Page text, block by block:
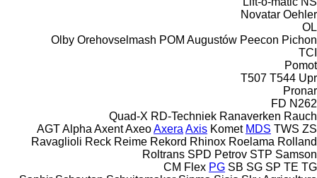
Novatar Oehler
OL
Olby Orehovselmash POM Augustów Peecon Pichon
TCI
Pomot
T507 T544 Upr
Pronar
FD N262
Quad-X RD-Techniek Ranaverken Rauch
AGTAlpha AxentAxeoAxera Axis Komet MDS TWS ZS
Ravaglioli Reck Reime Rekord Rhinox Roelama Rolland
Roltrans SPD Petrov STP Samson
CM Flex PG SB SG SP TE TG